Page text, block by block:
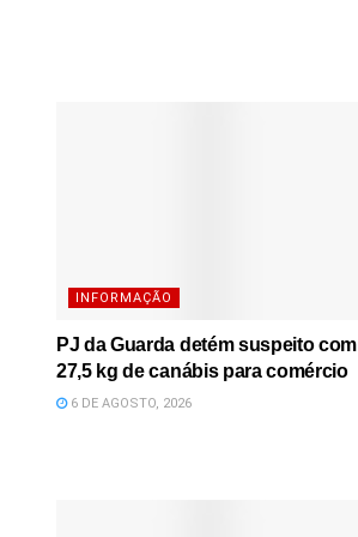
INFORMAÇÃO
PJ da Guarda detém suspeito com
27,5 kg de canábis para comércio
6 DE AGOSTO, 2026